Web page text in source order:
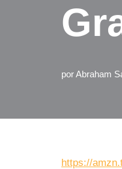
porAbraham
https://